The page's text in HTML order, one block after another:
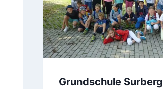
Grundschule Surberg